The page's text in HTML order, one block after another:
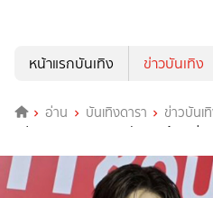
หน้าแรกบันเทิง
ข่าวบันเทิง
อ่าน บันเทิงดารา ข่าวบันเ
แฟนคอน SOLD OUT รับรองว้าวแน่